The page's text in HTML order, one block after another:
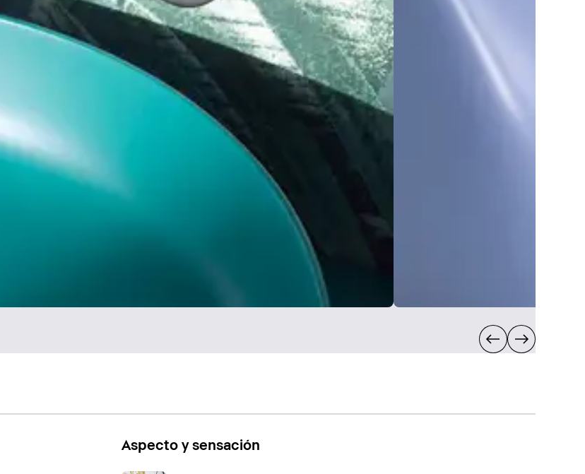
Aspecto y sensación